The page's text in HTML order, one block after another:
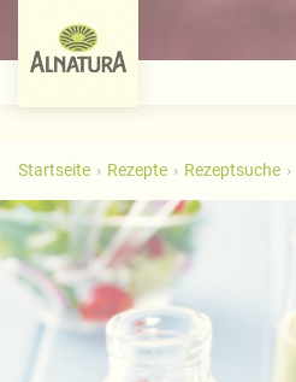
Startseite Rezepte Rezeptsuche